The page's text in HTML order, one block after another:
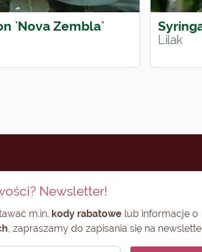
`Nova Zembla`
Lilak
Newsletter!
m.in. kody rabatowelub informacje o
, zapraszamy do zapisania się na